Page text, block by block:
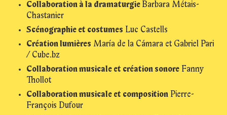
Collaboration à la dramaturgie Barbara Métais-
Chastanier
Scénographie et costumes Luc Castells
Création lumières María de la Cámara et Gabriel Pari
/ Cube.bz
Collaboration musicale et création sonore Fanny
Thollot
Collaboration musicale et composition Pierre-
François Dufour